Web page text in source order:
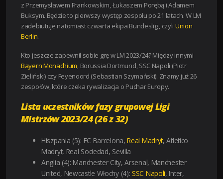
z Przemysławem Frankowskim, Łukaszem Porębą i Adamem
Buksym. Będzie to pierwszy występ zespołu po 21 latach. W LM
zadebiutuje natomiast czwarta ekipa Bundesligi, czyli Union
Berlin.
Kto jeszcze zapewnił sobie grę w LM 2023/24? Między innymi
Bayern Monachium, Borussia Dortmund, SSC Napoli (Piotr
Zieliński) czy Feyenoord (Sebastian Szymański). Znamy już 26
zespołów, które czeka rywalizacja o Puchar Europy.
Lista uczestników fazy grupowej Ligi
Mistrzów 2023/24 (26 z 32)
Hiszpania (5): FC Barcelona,Real Madryt, Atletico
Madryt, Real Sociedad, Sevilla
Anglia (4): Manchester City, Arsenal, Manchester
United, Newcastle Włochy (4):SSC Napoli, Inter,